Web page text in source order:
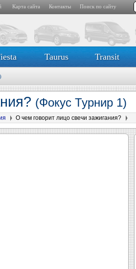
Карта сайта Контакты Поиск по сайту
Taurus Transit
(Фокус Турнир 1)
О чем говорит лицо свечи зажигания?